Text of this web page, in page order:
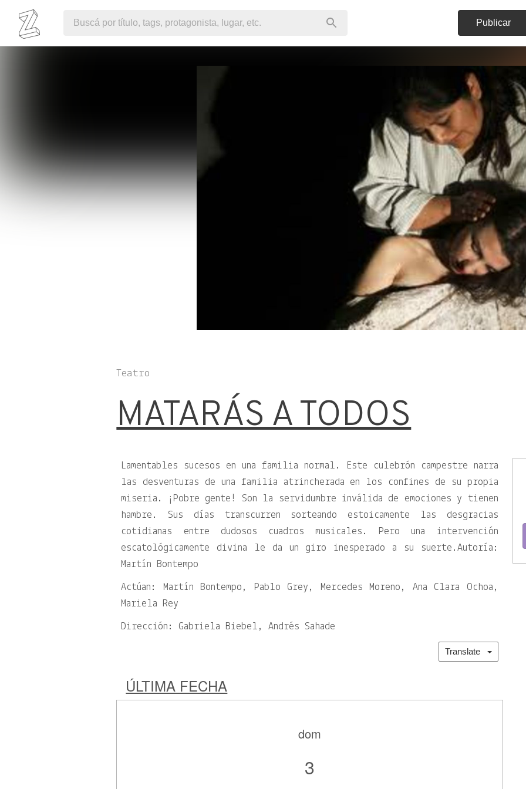
Publicar
Teatro
MATARÁS A TODOS
Lamentables sucesos en una familia normal. Este culebrón campestre narra
las desventuras de una familia atrincherada en los confines de su propia
miseria. ¡Pobre gente! Son la servidumbre inválida de emociones y tienen
hambre. Sus días transcurren sorteando estoicamente las desgracias
cotidianas entre dudosos cuadros musicales. Pero una intervención
escatológicamente divina le da un giro inesperado a su suerte.Autoría:
Martín Bontempo
Actúan: Martín Bontempo, Pablo Grey, Mercedes Moreno, Ana Clara Ochoa,
Mariela Rey
Dirección: Gabriela Biebel, Andrés Sahade
Translate
ÚLTIMA FECHA
dom
3